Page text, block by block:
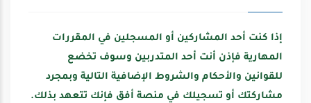
إذا كنت أحد المشاركين أو المسجلين في المقررات
المهارية فإذن أنت أحد المتدربين وسوف تخضع
للقوانين والأحكام والشروط الإضافية التالية وبمجرد
مشاركتك أو تسجيلك في منصة أفق فإنك تتعهد بذلك.